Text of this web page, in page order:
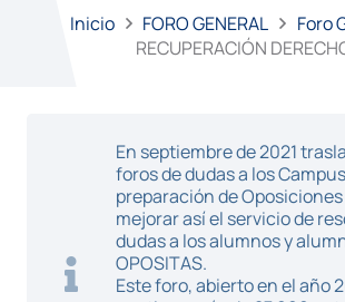
Inicio FORO GENERAL
Foro
RECUPERACIÓN
En septiembre de 2021
foros de dudas a los
preparación de
mejorar así el servicio de
dudas a los alumnos y
OPOSITAS.
Este foro, abierto en el año